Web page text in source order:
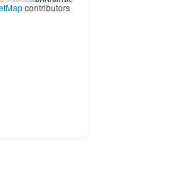
contributors